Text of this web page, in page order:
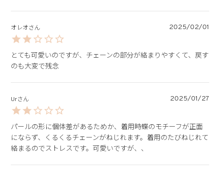
オレオ 2025/02/01
とても可愛いのですが、チェーンの部分が絡まりやすくて、戻す
のも大変で残念
Ur 2025/01/27
パールの形に個体差があるためか、着用時蝶のモチーフが正面
にならず、くるくるチェーンがねじれます。着用のたびねじれて
絡まるのでストレスです。可愛いですが、、